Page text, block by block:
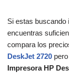
Si estas buscando
encuentras
compara los
DeskJet 2720
Impresora HP